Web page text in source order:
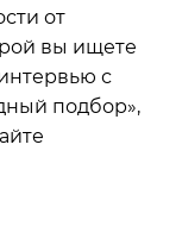
от
вы ищете
с
подбор»,